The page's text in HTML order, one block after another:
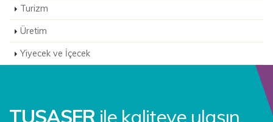
Turizm
Üretim
Yiyecek ve İçecek
TUSASER ile kaliteye ulaşın.